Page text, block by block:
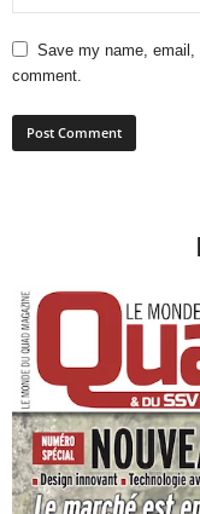
Save my name, email,
comment.